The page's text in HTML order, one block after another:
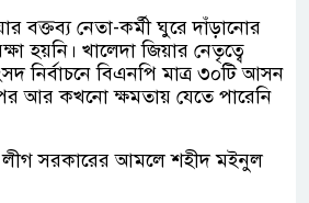
বক্তব্য নেতা-কর্মী ঘুরে দাঁড়ানোর
হয়নি। খালেদা জিয়ার নেতৃত্বে
নির্বাচনে বিএনপি মাত্র ৩০টি আসন
আর কখনো ক্ষমতায় যেতে পারেনি
সরকারের আমলে শহীদ মইনুল